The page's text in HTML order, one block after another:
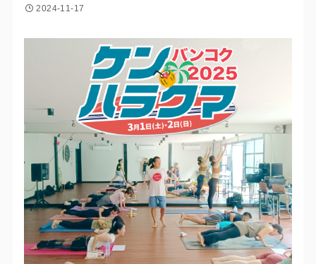
2024-11-17